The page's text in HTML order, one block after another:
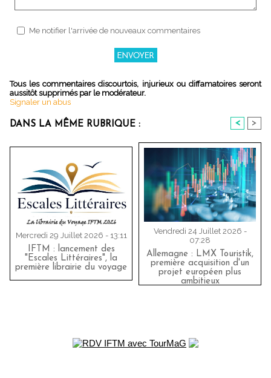
Me notifier l'arrivée de nouveaux commentaires
Tous les commentaires discourtois, injurieux ou diffamatoires seront
aussitôt supprimés par le modérateur.
Signaler un abus
DANS LA MÊME RUBRIQUE : < >
Mercredi 29 Juillet 2026 - 13:11
IFTM : lancement des
"Escales Littéraires", la
première librairie du voyage
Vendredi 24 Juillet 2026 -
07:28
Allemagne : LMX Touristik,
première acquisition d'un
projet européen plus
ambitieux